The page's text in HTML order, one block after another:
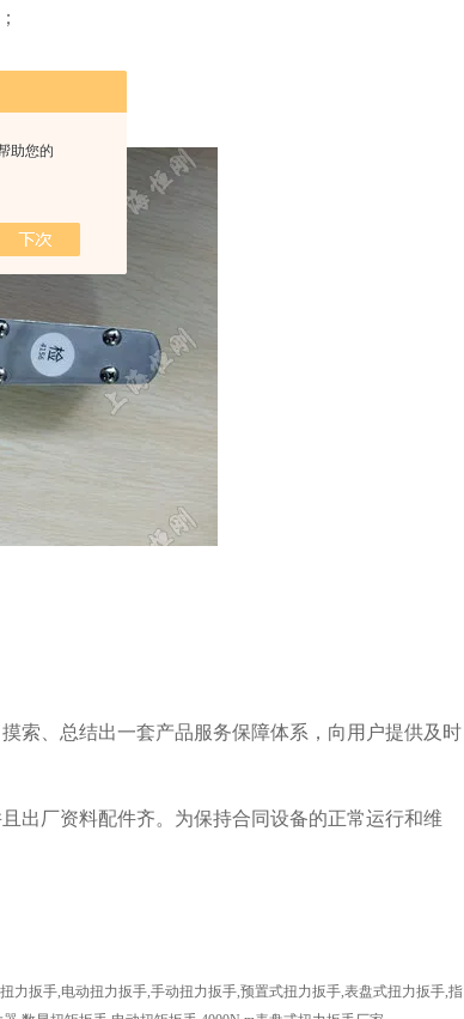
助您的
索、总结出一套产品服务保障体系，向用户提供及时
出厂资料配件齐。为保持合同设备的正常运行和维
力扳手,电动扭力扳手,手动扭力扳手,预置式扭力扳手,表盘式扭力扳手,指